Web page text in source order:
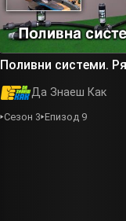
Поливни системи.
Да Знаеш Как
Сезон 3 Епизод 9